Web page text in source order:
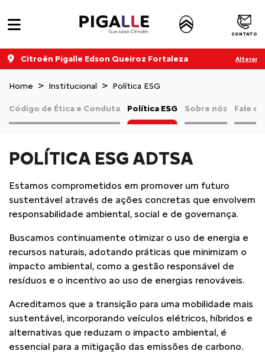
CONTATO
Citroën Pigalle Edson Queiroz Fortaleza Alterar
Home Institucional Política ESG
Sobre nós Fale
Política ESG
Código de Ética e Conduta
POLÍTICA ESG ADTSA
Estamos comprometidos em promover um futuro
sustentável através de ações concretas que envolvem
responsabilidade ambiental, social e de governança.
Buscamos continuamente otimizar o uso de energia e
recursos naturais, adotando práticas que minimizam o
impacto ambiental, como a gestão responsável de
resíduos e o incentivo ao uso de energias renováveis.
Acreditamos que a transição para uma mobilidade mais
sustentável, incorporando veículos elétricos, híbridos e
alternativas que reduzam o impacto ambiental, é
essencial para a mitigação das emissões de carbono.